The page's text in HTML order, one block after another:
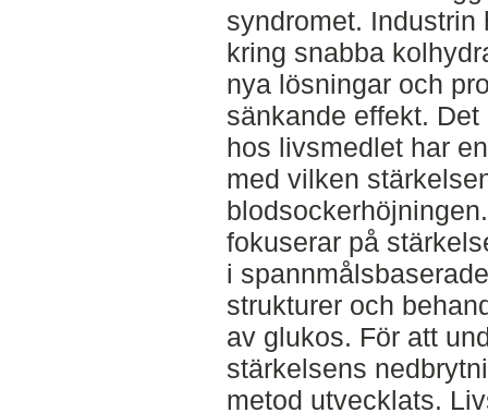
syndromet. Industrin
kring snabba
nya lösningar och
sänkande effekt.
hos livsmedlet har
med vilken
fokuserar på
i
strukturer och
av glukos. För att
stärkelsens
metod utvecklats.